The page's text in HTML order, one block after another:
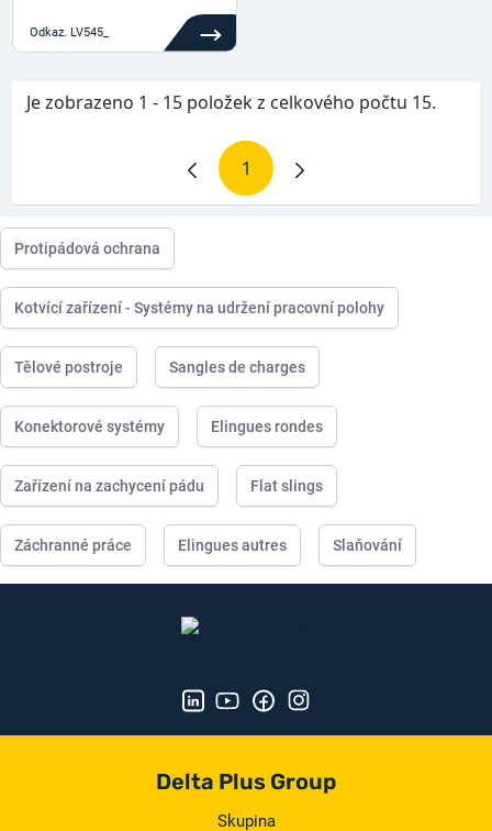
Odkaz. LV545_
Je zobrazeno 1 - 15 položek z celkového počtu 15.
Stránka
1
Protipádová ochrana
Kotvící zařízení - Systémy na udržení pracovní polohy
Tělové postroje Sangles de charges
Konektorové systémy Elingues rondes
Zařízení na zachycení pádu Flat slings
Záchranné práce Elingues autres Slaňování
Delta Plus Group
Skupina